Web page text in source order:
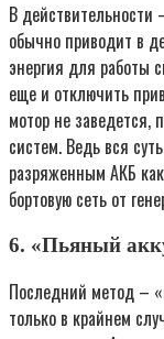
В действительности
обычно приводит в
энергия для работы
еще и отключить
мотор не заведется,
систем. Ведь вся
разряженным АКБ
бортовую сеть от
6. «Пьяный
Последний метод –
только в крайнем